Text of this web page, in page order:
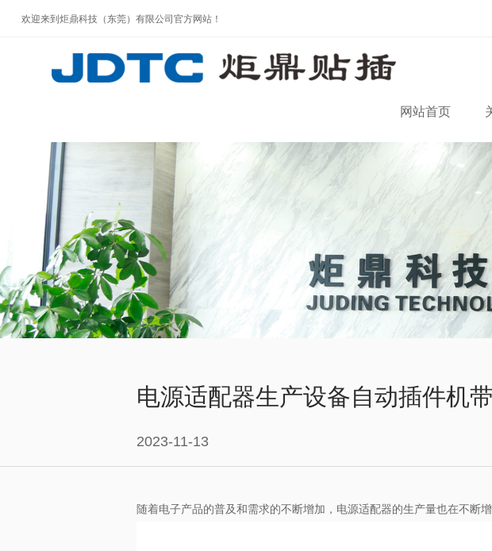
欢迎来到炬鼎科技（东莞）有限公司官方网站！
网站首页
电源适配器生产设备自动插件机
2023-11-13
随着电子产品的普及和需求的不断增加，电源适配器的生产量也在不断